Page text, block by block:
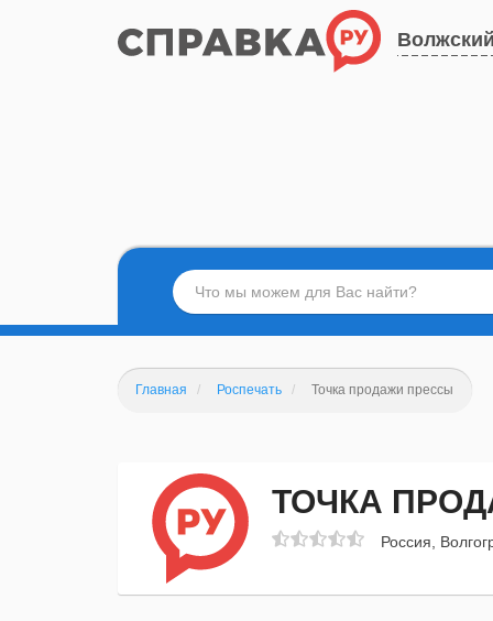
Главная Роспечать Точка продажи прессы
ТОЧКА
Россия,